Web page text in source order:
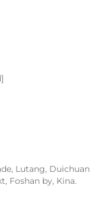
Lutang, Duichuan
Foshan by, Kina.